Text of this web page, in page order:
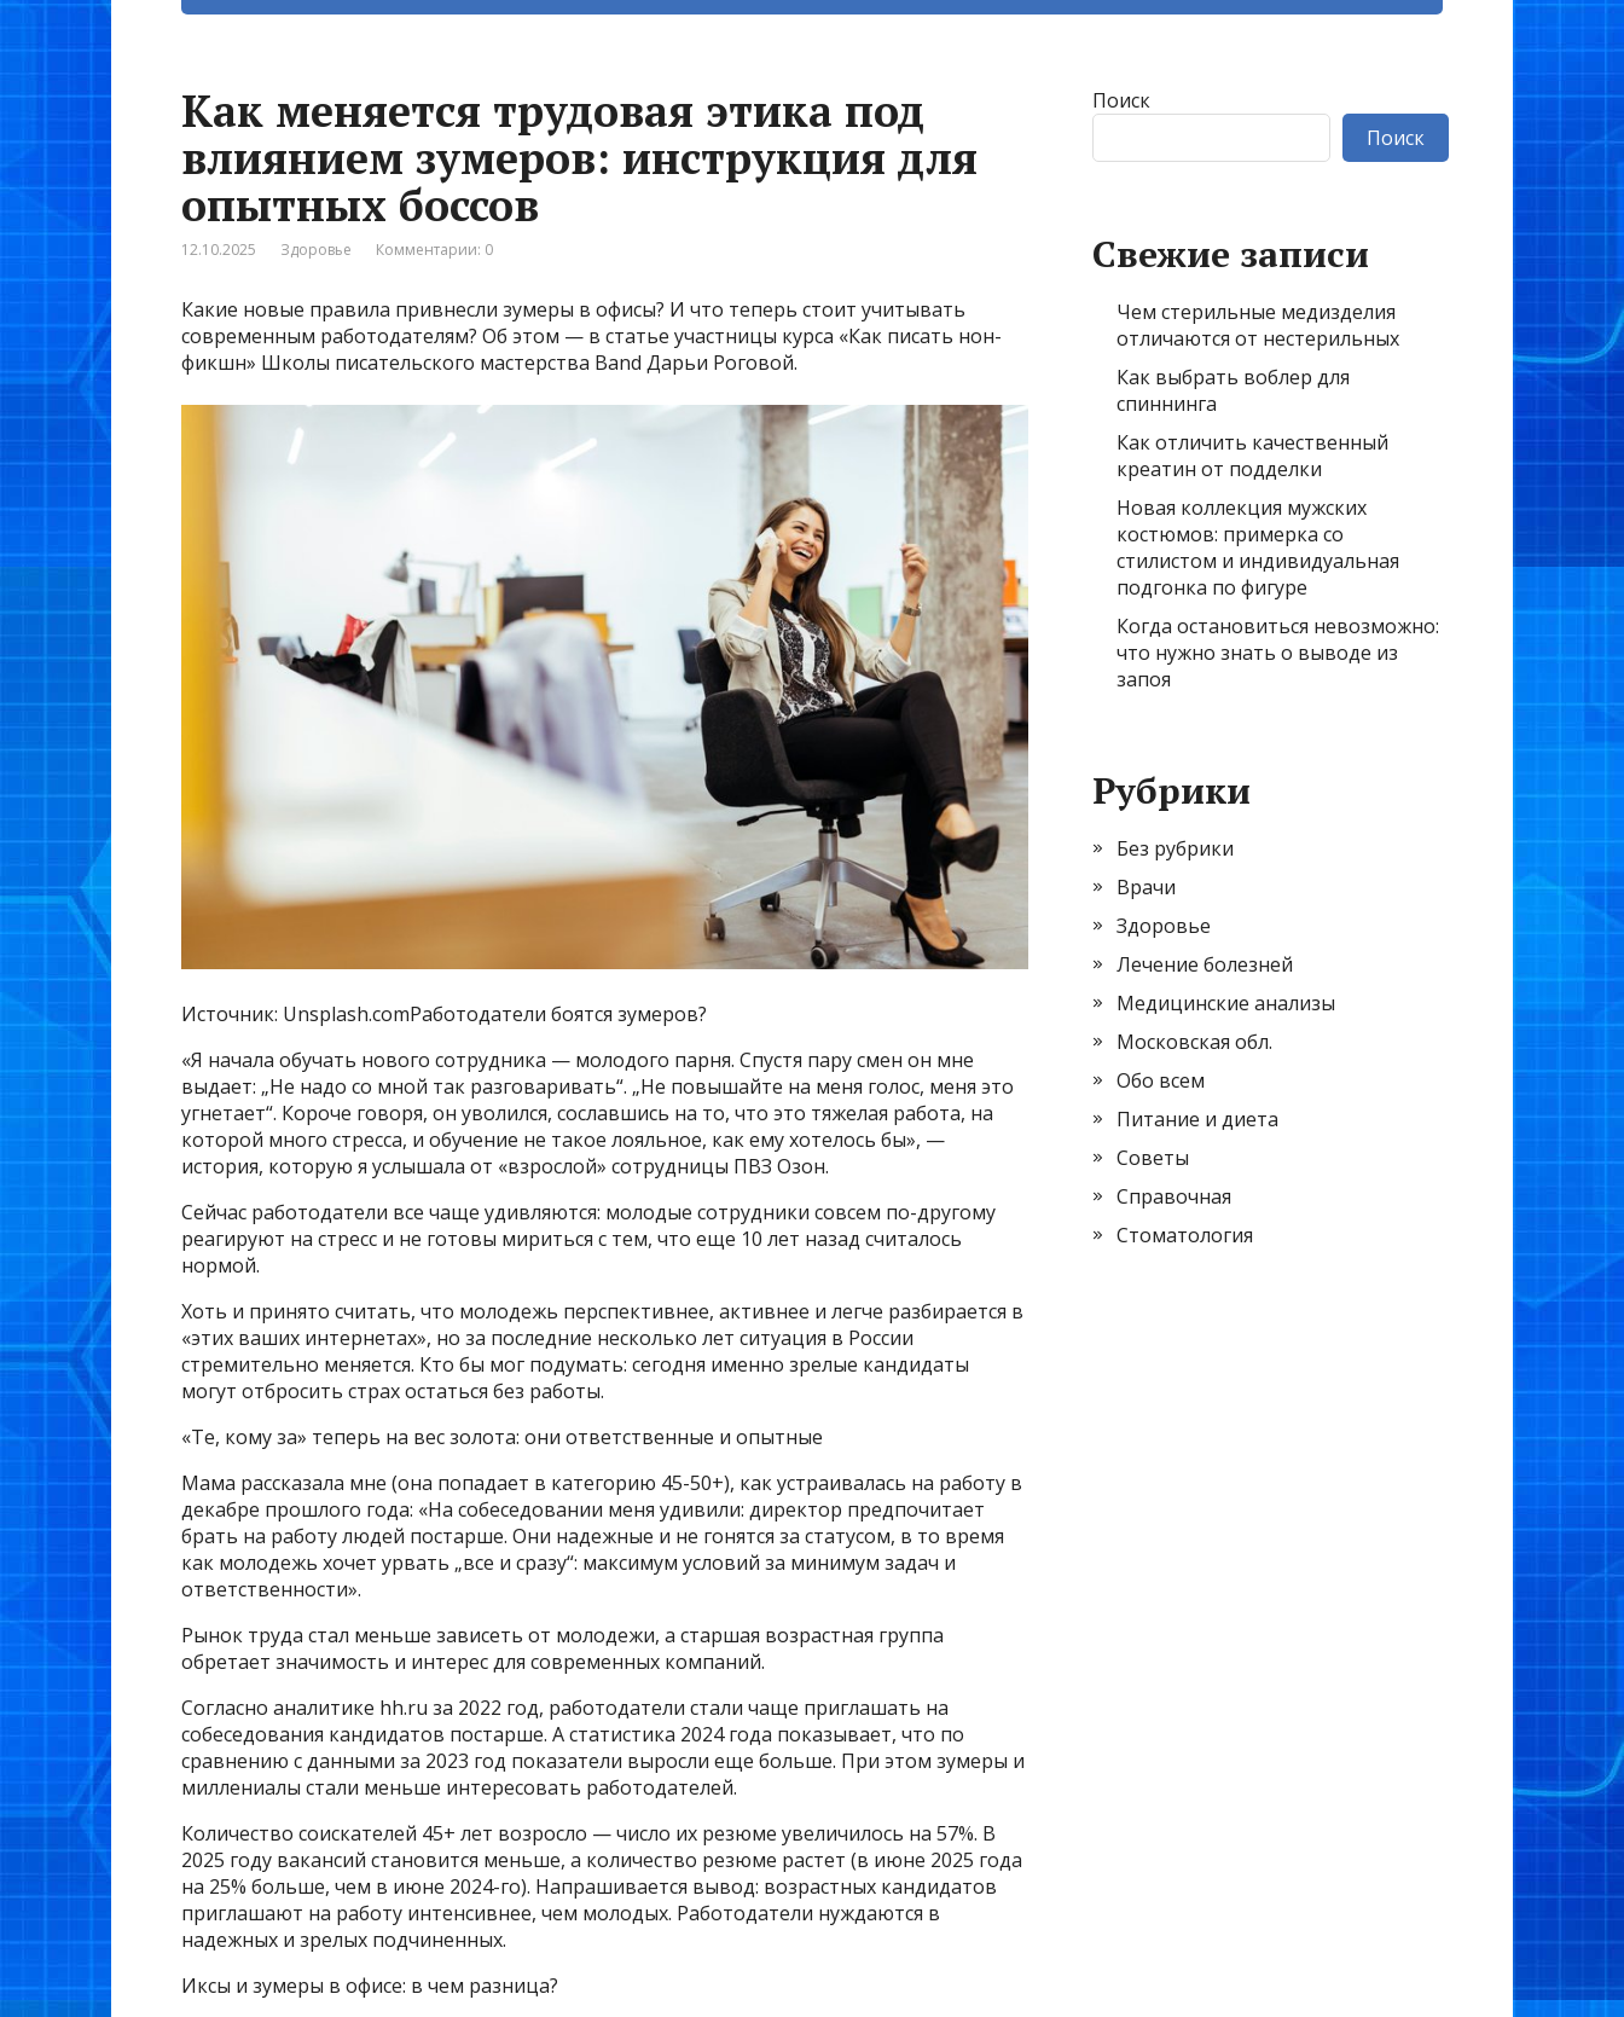
Как меняется трудовая этика под
влиянием зумеров: инструкция для
опытных боссов
12.10.2025 Здоровье Комментарии: 0
Какие новые правила привнесли зумеры в офисы? И что теперь стоит учитывать
современным работодателям? Об этом — в статье участницы курса «Как писать нон-
фикшн» Школы писательского мастерства Band Дарьи Роговой.
Источник: Unsplash.comРаботодатели боятся зумеров?
«Я начала обучать нового сотрудника — молодого парня. Спустя пару смен он мне
выдает: „Не надо со мной так разговаривать“. „Не повышайте на меня голос, меня это
угнетает“. Короче говоря, он уволился, сославшись на то, что это тяжелая работа, на
которой много стресса, и обучение не такое лояльное, как ему хотелось бы», —
история, которую я услышала от «взрослой» сотрудницы ПВЗ Озон.
Сейчас работодатели все чаще удивляются: молодые сотрудники совсем по-другому
реагируют на стресс и не готовы мириться с тем, что еще 10 лет назад считалось
нормой.
Хоть и принято считать, что молодежь перспективнее, активнее и легче разбирается в
«этих ваших интернетах», но за последние несколько лет ситуация в России
стремительно меняется. Кто бы мог подумать: сегодня именно зрелые кандидаты
могут отбросить страх остаться без работы.
«Те, кому за» теперь на вес золота: они ответственные и опытные
Мама рассказала мне (она попадает в категорию 45-50+), как устраивалась на работу в
декабре прошлого года: «На собеседовании меня удивили: директор предпочитает
брать на работу людей постарше. Они надежные и не гонятся за статусом, в то время
как молодежь хочет урвать „все и сразу“: максимум условий за минимум задач и
ответственности».
Рынок труда стал меньше зависеть от молодежи, а старшая возрастная группа
обретает значимость и интерес для современных компаний.
Согласно аналитике hh.ru за 2022 год, работодатели стали чаще приглашать на
собеседования кандидатов постарше. А статистика 2024 года показывает, что по
сравнению с данными за 2023 год показатели выросли еще больше. При этом зумеры и
миллениалы стали меньше интересовать работодателей.
Количество соискателей 45+ лет возросло — число их резюме увеличилось на 57%. В
2025 году вакансий становится меньше, а количество резюме растет (в июне 2025 года
на 25% больше, чем в июне 2024-го). Напрашивается вывод: возрастных кандидатов
приглашают на работу интенсивнее, чем молодых. Работодатели нуждаются в
надежных и зрелых подчиненных.
Иксы и зумеры в офисе: в чем разница?
Поиск
Поиск
Свежие записи
Чем стерильные медизделия
отличаются от нестерильных
Как выбрать воблер для
спиннинга
Как отличить качественный
креатин от подделки
Новая коллекция мужских
костюмов: примерка со
стилистом и индивидуальная
подгонка по фигуре
Когда остановиться невозможно:
что нужно знать о выводе из
запоя
Рубрики
Без рубрики
Врачи
Здоровье
Лечение болезней
Медицинские анализы
Московская обл.
Обо всем
Питание и диета
Советы
Справочная
Стоматология